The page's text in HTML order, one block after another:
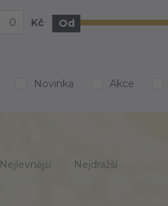
Kč Od
Novinka Akce
Nejlevnější Nejdražší